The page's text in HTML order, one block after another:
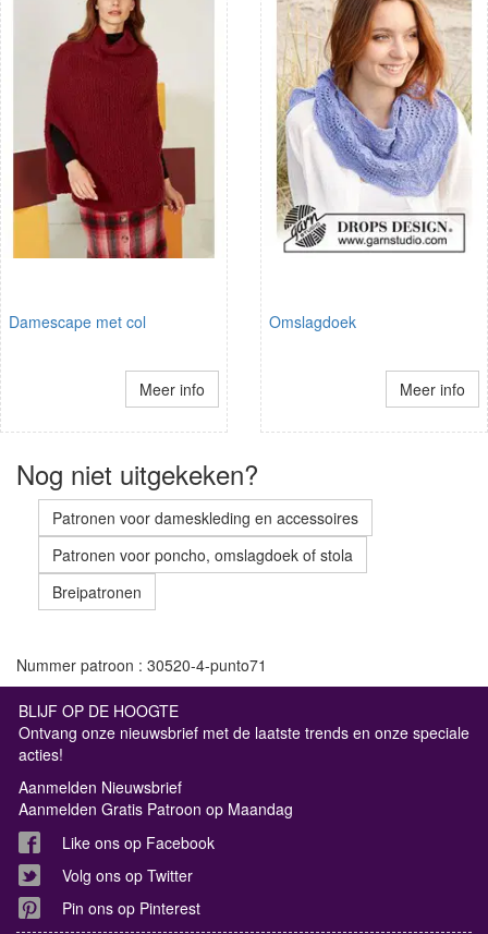
Damescape met col
Meer info
Omslagdoek
Meer info
Nog niet uitgekeken?
Patronen voor dameskleding en accessoires
Patronen voor poncho, omslagdoek of stola
Breipatronen
Nummer patroon : 30520-4-punto71
BLIJF OP DE HOOGTE
Ontvang onze nieuwsbrief met de laatste trends en onze speciale
acties!
Aanmelden Nieuwsbrief
Aanmelden Gratis Patroon op Maandag
Like ons op Facebook
Volg ons op Twitter
Pin ons op Pinterest